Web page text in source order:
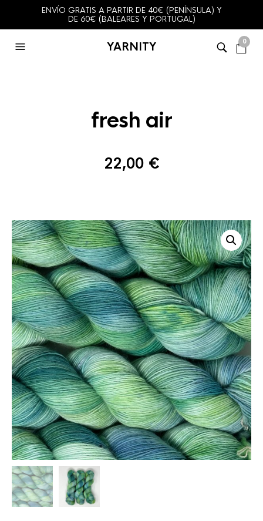
ENVÍO GRATIS A PARTIR DE 40€ (PENÍNSULA) Y
DE 60€ (BALEARES Y PORTUGAL)
YARNITY 0
fresh air
22,00 €